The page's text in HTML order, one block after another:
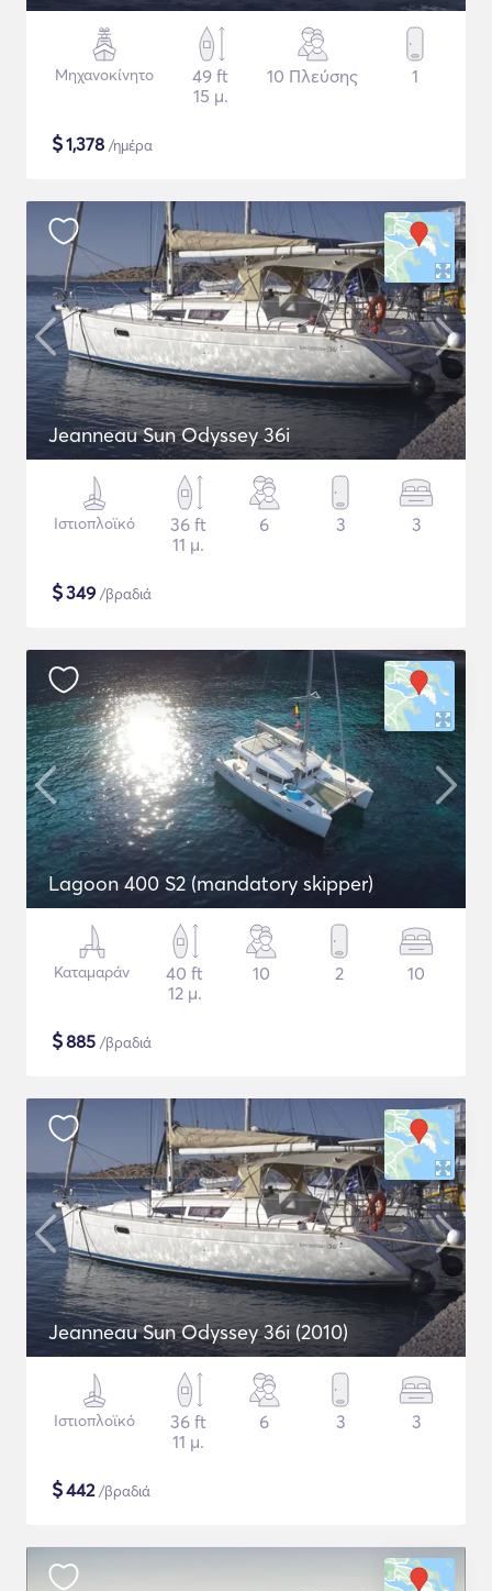
Μηχανοκίνητο
49 ft
15 μ.
10 Πλεύσης 1
$1,378 /ημέρα
Jeanneau Sun Odyssey 36i
Ιστιοπλοϊκό
36 ft
11 μ.
6 3 3
$349 /βραδιά
Lagoon 400 S2 (mandatory skipper)
Καταμαράν
40 ft
12 μ.
10 2 10
$885 /βραδιά
Jeanneau Sun Odyssey 36i (2010)
Ιστιοπλοϊκό
36 ft
11 μ.
6 3 3
$442/βραδιά